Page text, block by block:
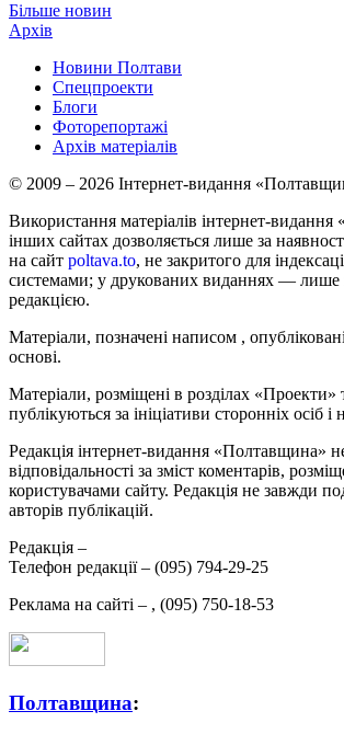
Більше новин
Архів
Новини Полтави
Спецпроекти
Блоги
Фоторепортажі
Архів матеріалів
© 2009 – 2026 Інтернет-видання
Використання матеріалів інтернет-
інших сайтах дозволяється лише за
на сайт poltava.to, не закритого для
системами; у друкованих виданнях — лише
редакцією.
Матеріали, позначені написом ,
основі.
Матеріали, розміщені в розділах «Проекти»
публікуються за ініціативи сторонніх осіб
Редакція інтернет-видання «Полтавщина»
відповідальності за зміст коментарів,
користувачами сайту. Редакція не завжди
авторів публікацій.
Редакція –
Телефон редакції – (095) 794-29-25
Реклама на сайті – , (095) 750-18-53
Полтавщина: